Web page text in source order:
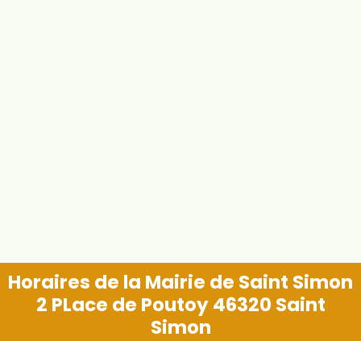
Horaires de la Mairie de Saint Simon
2 PLace de Poutoy 46320 Saint
Simon